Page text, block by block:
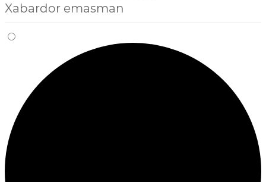
Xabardor emasman